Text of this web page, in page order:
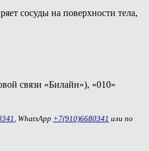
сосуды на поверхности тела,
связи «Билайн»), «010»
, WhatsApp +7(910)6680341 или по